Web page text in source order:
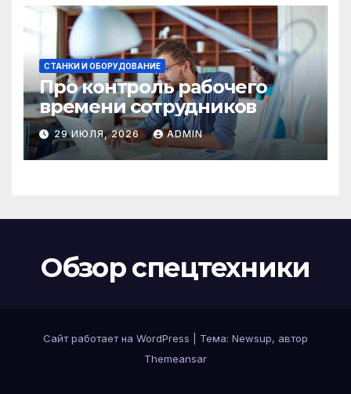
СТАНКИ И ОБОРУДОВАНИЕ
Про контроль рабочего
времени сотрудников
29 ИЮЛЯ, 2026 ADMIN
Обзор спецтехники
Сайт работает на WordPress
Тема: Newsup, автор
Themeansar